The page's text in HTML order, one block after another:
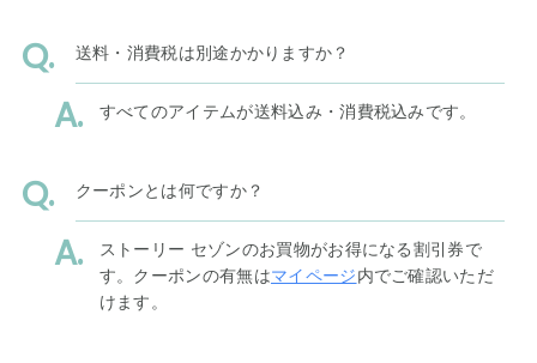
送料・消費税は別途かかりますか？
すべてのアイテムが送料込み・消費税込みです。
クーポンとは何ですか？
ストーリー セゾンのお買物がお得になる割引券で
す。クーポンの有無はマイページ内でご確認いただ
けます。